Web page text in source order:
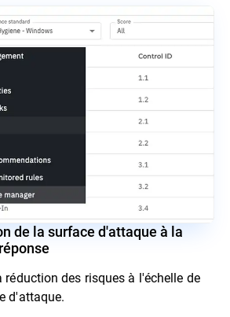
de la surface d'attaque à la
des risques à l'échelle de
d'attaque.